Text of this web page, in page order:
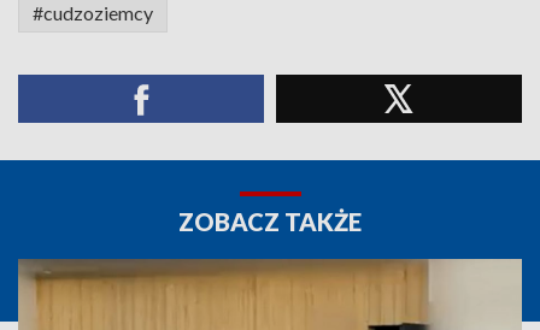
#cudzoziemcy
ZOBACZ TAKŻE